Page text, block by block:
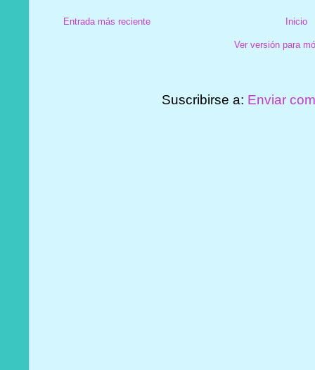
Entrada más reciente Inicio
Ver versión para
Suscribirse a: Enviar